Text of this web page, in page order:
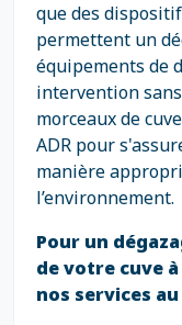
que des
permettent un
équipements de
intervention
morceaux de
ADR pour
manière
l’environnement.
Pour un
de votre cuve
nos services au